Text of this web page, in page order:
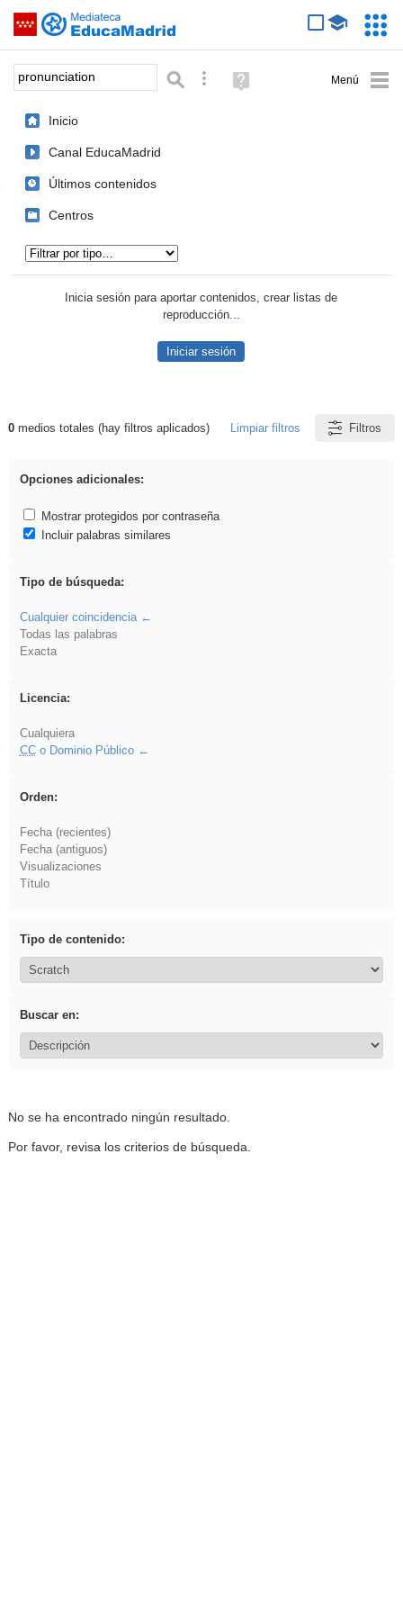
Saltar navegación
Palabra o frase: Búsqueda avanzada
Ayuda
(en
Inicio
Canal EducaMadrid
Últimos contenidos
Centros
Inicia sesión para aportar contenidos, crear listas de
reproducción...
Iniciar sesión
Resultados de: pronunciation
0medios totales (hay filtros aplicados) Limpiar filtros Filtros
Opciones adicionales:
Mostrar protegidos por contraseña
Incluir palabras similares
Tipo de búsqueda:
Cualquier coincidencia
Todas las palabras
Exacta
Licencia:
Cualquiera
CCo Dominio Público
Orden:
Fecha (recientes)
Fecha (antiguos)
Visualizaciones
Título
Tipo de contenido:
Buscar en:
No se ha encontrado ningún resultado.
Por favor, revisa los criterios de búsqueda.